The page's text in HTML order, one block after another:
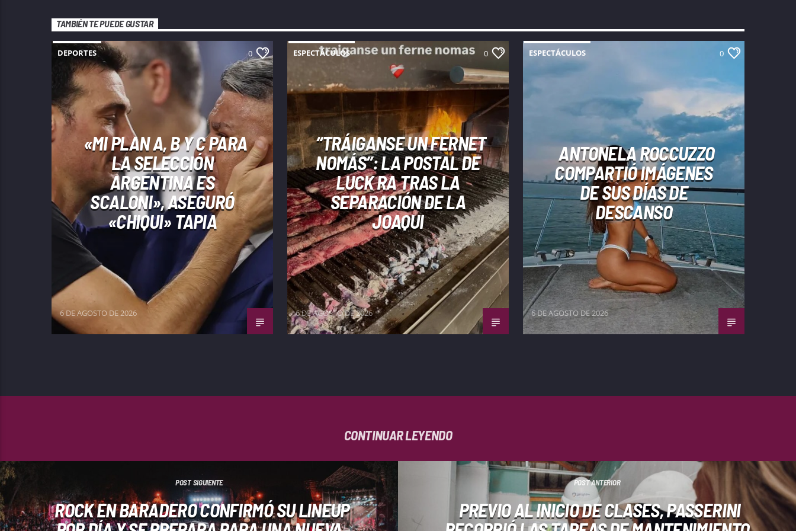
TAMBIÉN TE PUEDE GUSTAR
DEPORTES 0
«MI PLAN A, B Y C PARA
LA SELECCIÓN
ARGENTINA ES
SCALONI», ASEGURÓ
«CHIQUI» TAPIA
6 DE AGOSTO DE 2026
ESPECTÁCULOS 0
“TRÁIGANSE UN FERNET
NOMÁS”: LA POSTAL DE
LUCK RA TRAS LA
SEPARACIÓN DE LA
JOAQUI
6 DE AGOSTO DE 2026
ESPECTÁCULOS 0
ANTONELA ROCCUZZO
COMPARTIÓ IMÁGENES
DE SUS DÍAS DE
DESCANSO
6 DE AGOSTO DE 2026
CONTINUAR LEYENDO
POST SIGUIENTE
ROCK EN BARADERO CONFIRMÓ SU LINEUP
POST ANTERIOR
PREVIO AL INICIO DE CLASES, PASSERINI